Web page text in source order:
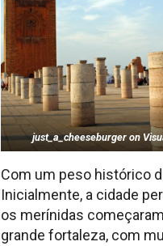
just_a_cheeseburger on
Com um peso histórico
Inicialmente, a cidade
os merínidas
grande fortaleza, com